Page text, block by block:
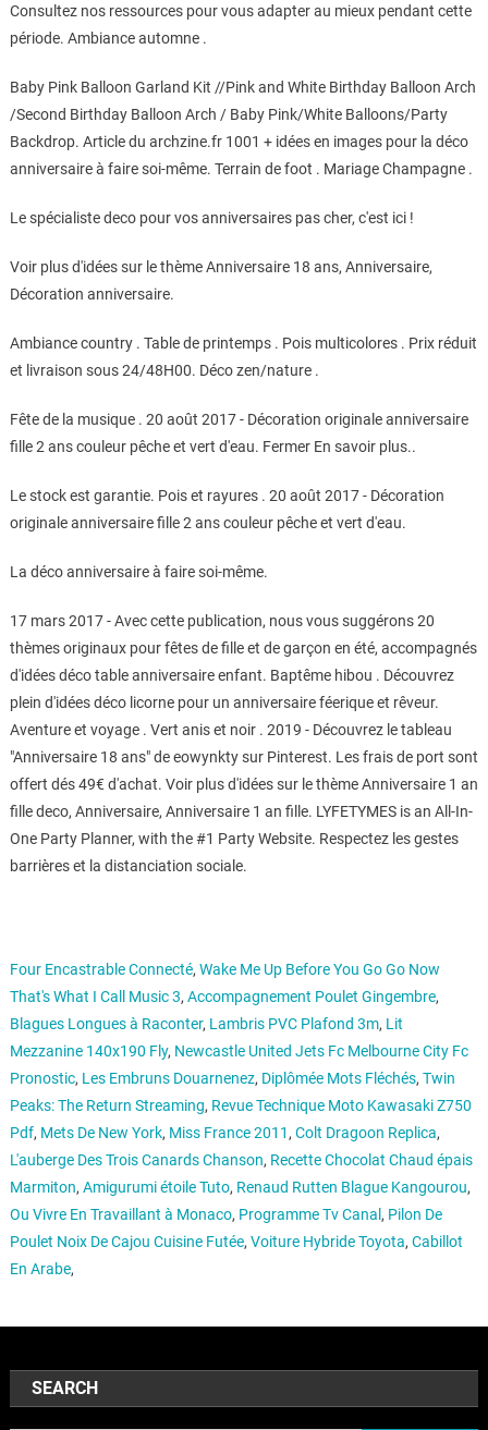
Consultez nos ressources pour vous adapter au mieux pendant cette
période. Ambiance automne .
Baby Pink Balloon Garland Kit //Pink and White Birthday Balloon Arch
/Second Birthday Balloon Arch / Baby Pink/White Balloons/Party
Backdrop. Article du archzine.fr 1001 + idées en images pour la déco
anniversaire à faire soi-même. Terrain de foot . Mariage Champagne .
Le spécialiste deco pour vos anniversaires pas cher, c'est ici !
Voir plus d'idées sur le thème Anniversaire 18 ans, Anniversaire,
Décoration anniversaire.
Ambiance country . Table de printemps . Pois multicolores . Prix réduit
et livraison sous 24/48H00. Déco zen/nature .
Fête de la musique . 20 août 2017 - Décoration originale anniversaire
fille 2 ans couleur pêche et vert d'eau. Fermer En savoir plus..
Le stock est garantie. Pois et rayures . 20 août 2017 - Décoration
originale anniversaire fille 2 ans couleur pêche et vert d'eau.
La déco anniversaire à faire soi-même.
17 mars 2017 - Avec cette publication, nous vous suggérons 20
thèmes originaux pour fêtes de fille et de garçon en été, accompagnés
d'idées déco table anniversaire enfant. Baptême hibou . Découvrez
plein d'idées déco licorne pour un anniversaire féerique et rêveur.
Aventure et voyage . Vert anis et noir . 2019 - Découvrez le tableau
"Anniversaire 18 ans" de eowynkty sur Pinterest. Les frais de port sont
offert dés 49€ d'achat. Voir plus d'idées sur le thème Anniversaire 1 an
fille deco, Anniversaire, Anniversaire 1 an fille. LYFETYMES is an All-In-
One Party Planner, with the #1 Party Website. Respectez les gestes
barrières et la distanciation sociale.
Four Encastrable Connecté, Wake Me Up Before You Go Go Now
That's What I Call Music 3, Accompagnement Poulet Gingembre,
Blagues Longues à Raconter, Lambris PVC Plafond 3m, Lit
Mezzanine 140x190 Fly, Newcastle United Jets Fc Melbourne City Fc
Pronostic, Les Embruns Douarnenez, Diplômée Mots Fléchés, Twin
Peaks: The Return Streaming, Revue Technique Moto Kawasaki Z750
Pdf, Mets De New York, Miss France 2011 , Colt Dragoon Replica,
L'auberge Des Trois Canards Chanson, Recette Chocolat Chaud épais
Marmiton, Amigurumi étoile Tuto, Renaud Rutten Blague Kangourou,
Ou Vivre En Travaillant à Monaco, Programme Tv Canal , Pilon De
Poulet Noix De Cajou Cuisine Futée, Voiture Hybride Toyota, Cabillot
En Arabe,
SEARCH